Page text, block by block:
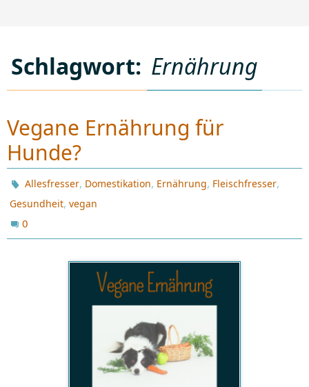
Schlagwort: Ernährung
Vegane Ernährung für
Hunde?
Allesfresser, Domestikation, Ernährung, Fleischfresser,
Gesundheit, vegan
0